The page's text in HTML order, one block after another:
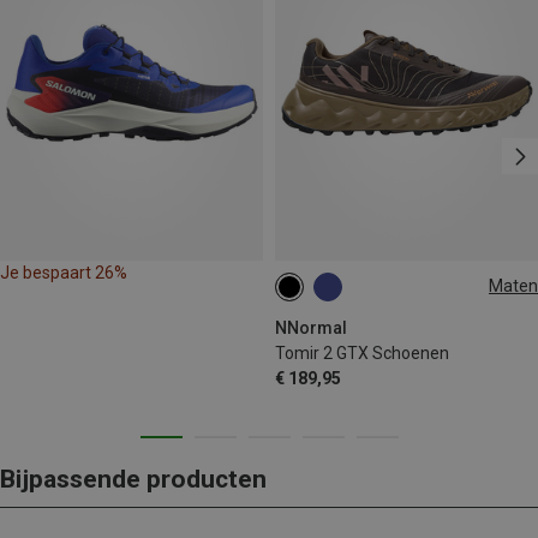
Je bespaart 26%
Maten
NNormal
Tomir 2 GTX Schoenen
€ 189,95
Bijpassende producten